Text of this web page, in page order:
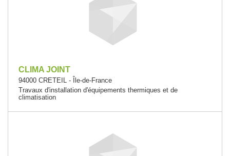
CLIMA JOINT
94000 CRETEIL - Île-de-France
Travaux d'installation d'équipements thermiques et de
climatisation